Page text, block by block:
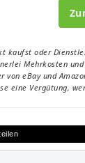
kaufst oder
Mehrkosten
von eBay und
eine Vergütung,